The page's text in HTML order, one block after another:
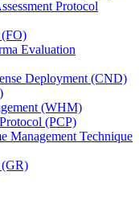
Protocol
Evaluation
Deployment (CND)
(WHM)
(PCP)
Management Technique